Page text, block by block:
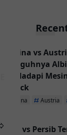
vs
Hadapi
Argentina Austria
vs Persib